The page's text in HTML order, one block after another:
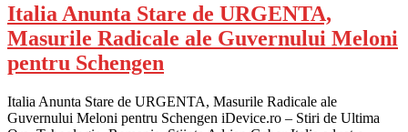
Italia Anunta Stare de URGENTA,
Masurile Radicale ale Guvernului Meloni
pentru Schengen
Italia Anunta Stare de URGENTA, Masurile Radicale ale
Guvernului Meloni pentru Schengen iDevice.ro – Stiri de Ultima